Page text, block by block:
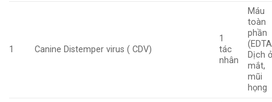
1 Canine Distemper virus ( CDV)
1
tác
nhân
Máu
toàn
phần
Dịch
mắt,
mũi
họng